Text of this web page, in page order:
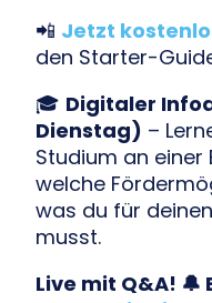
📲 Jetzt
den Starter-
🎓 Digitaler
Dienstag) –
Studium an einer
welche
was du für
musst.
Live mit Q&A! 🔔